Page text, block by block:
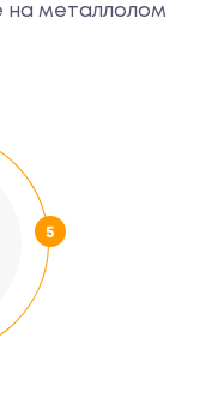
на металлолом